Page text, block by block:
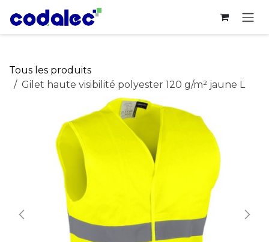
Se rendre au contenu
Tous les produits
Gilet haute visibilité polyester 120 g/m² jaune L